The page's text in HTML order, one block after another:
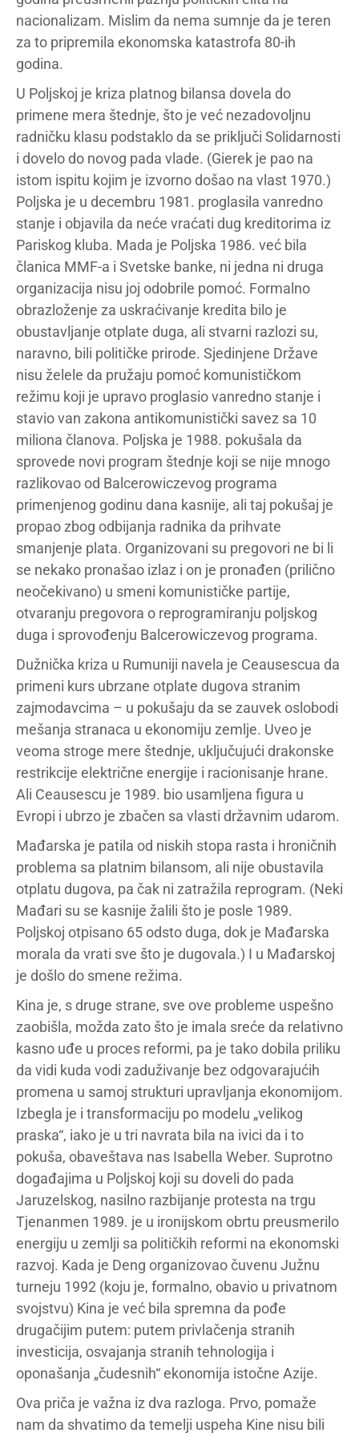
nacionalizam. Mislim da nema sumnje da je teren
za to pripremila ekonomska katastrofa 80-ih
godina.
U Poljskoj je kriza platnog bilansa dovela do
primene mera štednje, što je već nezadovoljnu
radničku klasu podstaklo da se priključi Solidarnosti
i dovelo do novog pada vlade. (Gierek je pao na
istom ispitu kojim je izvorno došao na vlast 1970.)
Poljska je u decembru 1981. proglasila vanredno
stanje i objavila da neće vraćati dug kreditorima iz
Pariskog kluba. Mada je Poljska 1986. već bila
članica MMF-a i Svetske banke, ni jedna ni druga
organizacija nisu joj odobrile pomoć. Formalno
obrazloženje za uskraćivanje kredita bilo je
obustavljanje otplate duga, ali stvarni razlozi su,
naravno, bili političke prirode. Sjedinjene Države
nisu želele da pružaju pomoć komunističkom
režimu koji je upravo proglasio vanredno stanje i
stavio van zakona antikomunistički savez sa 10
miliona članova. Poljska je 1988. pokušala da
sprovede novi program štednje koji se nije mnogo
razlikovao od Balcerowiczevog programa
primenjenog godinu dana kasnije, ali taj pokušaj je
propao zbog odbijanja radnika da prihvate
smanjenje plata. Organizovani su pregovori ne bi li
se nekako pronašao izlaz i on je pronađen (prilično
neočekivano) u smeni komunističke partije,
otvaranju pregovora o reprogramiranju poljskog
duga i sprovođenju Balcerowiczevog programa.
Dužnička kriza u Rumuniji navela je Ceausescua da
primeni kurs ubrzane otplate dugova stranim
zajmodavcima – u pokušaju da se zauvek oslobodi
mešanja stranaca u ekonomiju zemlje. Uveo je
veoma stroge mere štednje, uključujući drakonske
restrikcije električne energije i racionisanje hrane.
Ali Ceausescu je 1989. bio usamljena figura u
Evropi i ubrzo je zbačen sa vlasti državnim udarom.
Mađarska je patila od niskih stopa rasta i hroničnih
problema sa platnim bilansom, ali nije obustavila
otplatu dugova, pa čak ni zatražila reprogram. (Neki
Mađari su se kasnije žalili što je posle 1989.
Poljskoj otpisano 65 odsto duga, dok je Mađarska
morala da vrati sve što je dugovala.) I u Mađarskoj
je došlo do smene režima.
Kina je, s druge strane, sve ove probleme uspešno
zaobišla, možda zato što je imala sreće da relativno
kasno uđe u proces reformi, pa je tako dobila priliku
da vidi kuda vodi zaduživanje bez odgovarajućih
promena u samoj strukturi upravljanja ekonomijom.
Izbegla je i transformaciju po modelu „velikog
praska“, iako je u tri navrata bila na ivici da i to
pokuša, obaveštava nas Isabella Weber. Suprotno
događajima u Poljskoj koji su doveli do pada
Jaruzelskog, nasilno razbijanje protesta na trgu
Tjenanmen 1989. je u ironijskom obrtu preusmerilo
energiju u zemlji sa političkih reformi na ekonomski
razvoj. Kada je Deng organizovao čuvenu Južnu
turneju 1992 (koju je, formalno, obavio u privatnom
svojstvu) Kina je već bila spremna da pođe
drugačijim putem: putem privlačenja stranih
investicija, osvajanja stranih tehnologija i
oponašanja „čudesnih“ ekonomija istočne Azije.
Ova priča je važna iz dva razloga. Prvo, pomaže
nam da shvatimo da temelji uspeha Kine nisu bili